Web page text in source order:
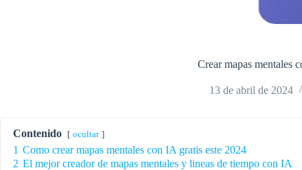
Crear mapas mentales
13 de abril de 2024
Contenido ocultar
1 Como crear mapas mentales con IA gratis este 2024
2 El mejor creador de mapas mentales y lineas de tiempo con IA